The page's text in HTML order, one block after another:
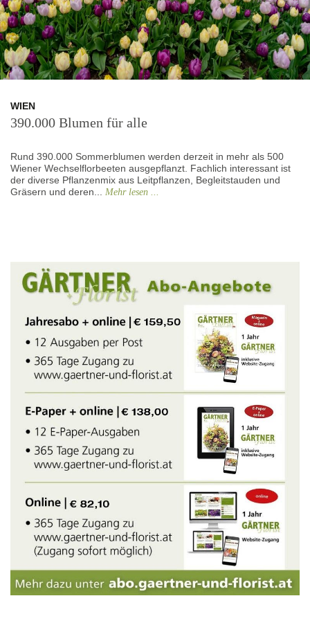
WIEN
390.000 Blumen für alle
Rund 390.000 Sommerblumen werden derzeit in mehr als 500
Wiener Wechselflorbeeten ausgepflanzt. Fachlich interessant ist
der diverse Pflanzenmix aus Leitpflanzen, Begleitstauden und
Gräsern und deren... Mehr lesen ...